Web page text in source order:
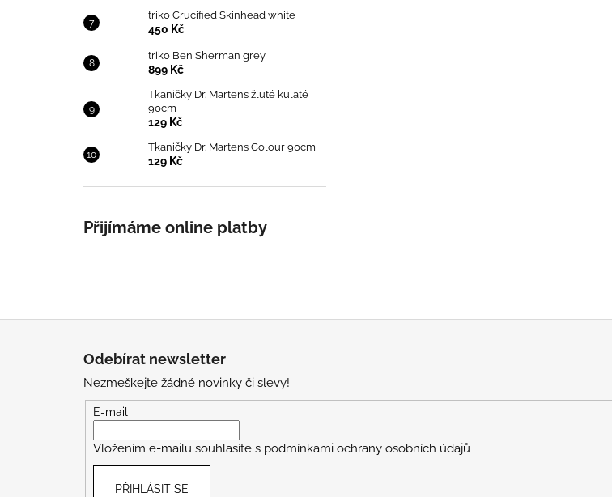
triko Crucified Skinhead white
450 Kč
triko Ben Sherman grey
899 Kč
Tkaničky Dr. Martens žluté kulaté
90cm
129 Kč
Tkaničky Dr. Martens Colour 90cm
129 Kč
Přijímáme online platby
Odebírat newsletter
Nezmeškejte žádné novinky či slevy!
E-mail
Vložením e-mailu souhlasíte s podmínkami ochrany osobních údajů
PŘIHLÁSIT SE